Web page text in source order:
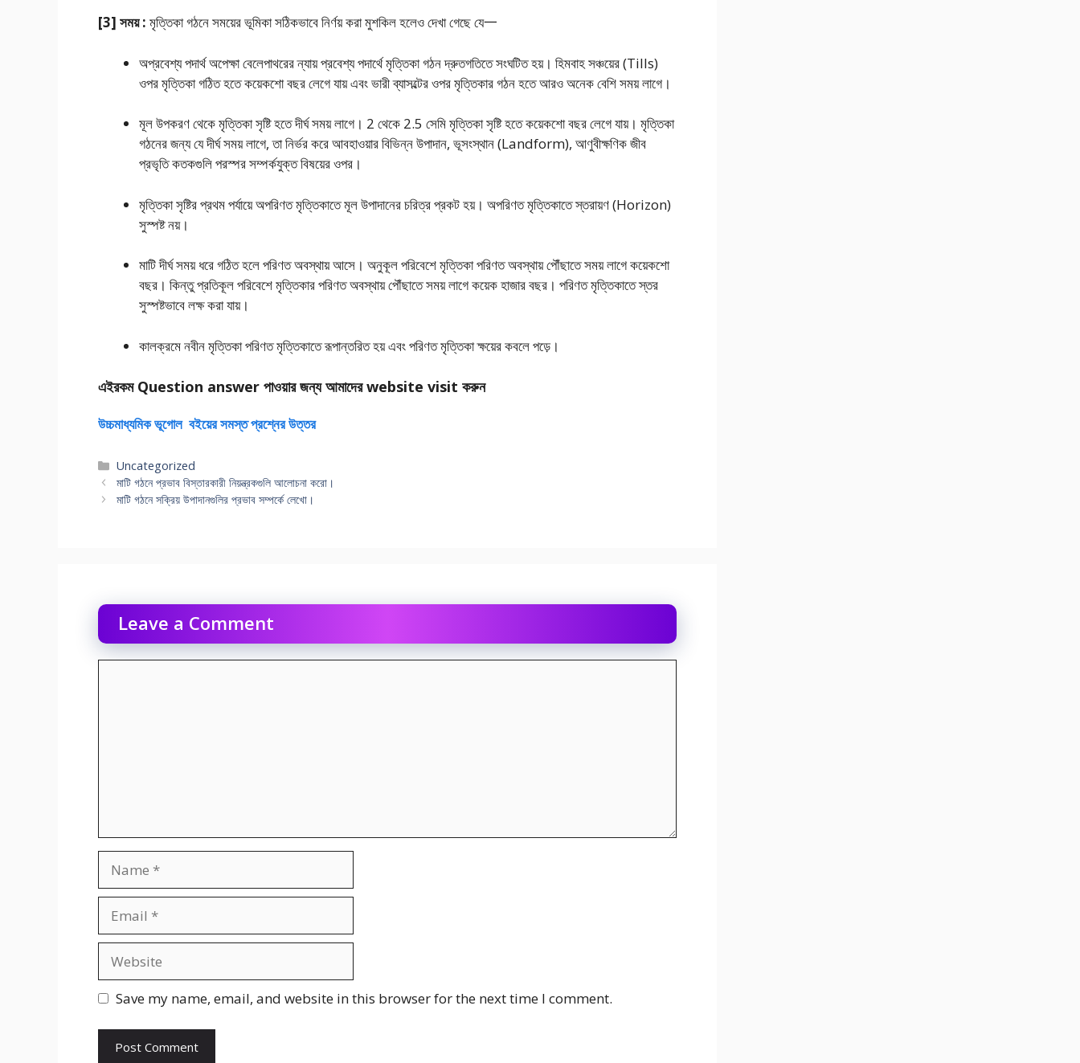
[3] সময় : মৃত্তিকা গঠনে সময়ের ভূমিকা সঠিকভাবে নির্ণয় করা মুশকিল হলেও দেখা গেছে যে一
অপ্রবেশ্য পদার্থ অপেক্ষা বেলেপাথরের ন্যায় প্রবেশ্য পদার্থে মৃত্তিকা গঠন দ্রুতগতিতে সংঘটিত হয়। হিমবাহ সঞ্চয়ের (Tills)
ওপর মৃত্তিকা গঠিত হতে কয়েকশাে বছর লেগে যায় এবং ভারী ব্যাসল্টের ওপর মৃত্তিকার গঠন হতে আরও অনেক বেশি সময় লাগে।
মূল উপকরণ থেকে মৃত্তিকা সৃষ্টি হতে দীর্ঘ সময় লাগে। 2 থেকে 2.5 সেমি মৃত্তিকা সৃষ্টি হতে কয়েকশাে বছর লেগে যায়। মৃত্তিকা
গঠনের জন্য যে দীর্ঘ সময় লাগে, তা নির্ভর করে আবহাওয়ার বিভিন্ন উপাদান, ভূসংস্থান (Landform), আণুবীক্ষণিক জীব
প্রভৃতি কতকগুলি পরস্পর সম্পর্কযুক্ত বিষয়ের ওপর।
মৃত্তিকা সৃষ্টির প্রথম পর্যায়ে অপরিণত মৃত্তিকাতে মূল উপাদানের চরিত্র প্রকট হয়। অপরিণত মৃত্তিকাতে স্তরায়ণ (Horizon)
সুস্পষ্ট নয়।
মাটি দীর্ঘ সময় ধরে গঠিত হলে পরিণত অবস্থায় আসে। অনুকূল পরিবেশে মৃত্তিকা পরিণত অবস্থায় পৌঁছাতে সময় লাগে কয়েকশাে
বছর। কিন্তু প্রতিকূল পরিবেশে মৃত্তিকার পরিণত অবস্থায় পৌঁছাতে সময় লাগে কয়েক হাজার বছর। পরিণত মৃত্তিকাতে স্তর
সুস্পষ্টভাবে লক্ষ করা যায়।
কালক্রমে নবীন মৃত্তিকা পরিণত মৃত্তিকাতে রূপান্তরিত হয় এবং পরিণত মৃত্তিকা ক্ষয়ের কবলে পড়ে।
এইরকম Question answer পাওয়ার জন্য আমাদের website visit করুন
উচ্চমাধ্যমিক ভূগোল বইয়ের সমস্ত প্রশ্নের উত্তর
Categories
Uncategorized
মাটি গঠনে প্রভাব বিস্তারকারী নিয়ন্ত্রকগুলি আলােচনা করাে।
মাটি গঠনে সক্রিয় উপাদানগুলির প্রভাব সম্পর্কে লেখাে।
Leave a Comment
Save my name, email, and website in this browser for the next time I comment.